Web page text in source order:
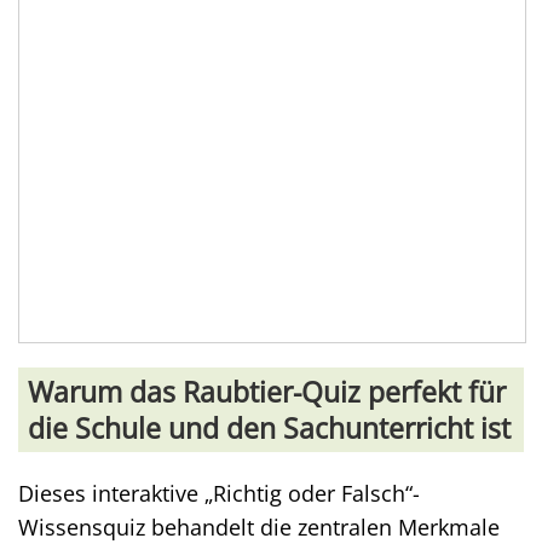
Warum das Raubtier-Quiz perfekt für
die Schule und den Sachunterricht ist
Dieses interaktive „Richtig oder Falsch“-
Wissensquiz behandelt die zentralen Merkmale